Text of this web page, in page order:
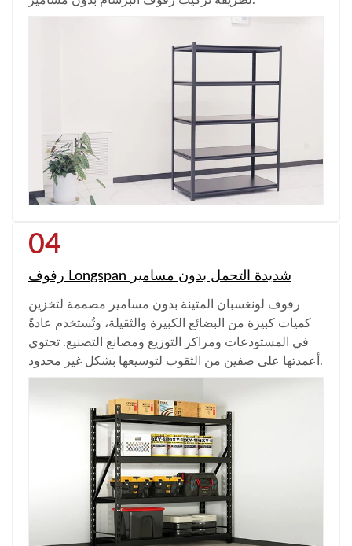
رفوف Longspan شديدة التحمل بدون مسامير
رفوف لونغسبان المتينة بدون مسامير مصممة لتخزين
كميات كبيرة من البضائع الكبيرة والثقيلة، وتُستخدم عادةً
في المستودعات ومراكز التوزيع ومصانع التصنيع. تحتوي
أعمدتها على صفين من الثقوب لتوسيعها بشكل غير محدود.
04